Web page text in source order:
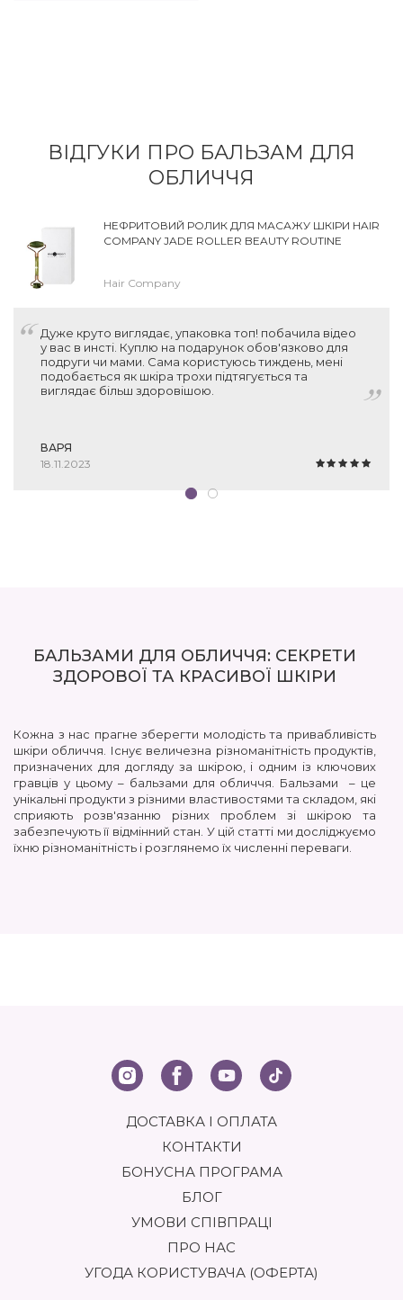
ВІДГУКИ ПРО БАЛЬЗАМ ДЛЯ
ОБЛИЧЧЯ
НЕФРИТОВИЙ РОЛИК ДЛЯ МАСАЖУ ШКІРИ HAIR
COMPANY JADE ROLLER BEAUTY ROUTINE
Hair Company
Дуже круто виглядає, упаковка топ! побачила відео
у вас в инсті. Куплю на подарунок обов'язково для
подруги чи мами. Сама користуюсь тиждень, мені
подобається як шкіра трохи підтягується та
виглядає більш здоровішою.
ВАРЯ
18.11.2023
БАЛЬЗАМИ ДЛЯ ОБЛИЧЧЯ: СЕКРЕТИ
ЗДОРОВОЇ ТА КРАСИВОЇ ШКІРИ
Кожна з нас прагне зберегти молодість та привабливість
шкіри обличчя. Існує величезна різноманітність продуктів,
призначених для догляду за шкірою, і одним із ключових
гравців у цьому – бальзами для обличчя. Бальзами – це
унікальні продукти з різними властивостями та складом, які
сприяють розв'язанню різних проблем зі шкірою та
забезпечують її відмінний стан. У цій статті ми досліджуємо
їхню різноманітність і розглянемо їх численні переваги.
вологою губкою. Бальзами підтримують шкіру в чистоті й
готують її до наступних етапів догляд.
Зволожувальний бальзам призначений для
забезпечення шкіри необхідною вологою. Він містить
активні зволожувальні компоненти, такі як гіалуронова
кислота, алое вера, олії та інші інгредієнти, які
допомагають утримувати вологу в шкірі та запобігати її
втраті. Зволожувальний бальзам для шкіри обличчя
покращують текстуру шкіри, роблячи її м'якшою, пружною
проблемою лущення та пересушування, особливо в
холодну пору року або в умовах сухого повітря.
ДОСТАВКА І ОПЛАТА
КОНТАКТИ
БОНУСНА ПРОГРАМА
БЛОГ
УМОВИ СПІВПРАЦІ
ПРО НАС
УГОДА КОРИСТУВАЧА (ОФЕРТА)